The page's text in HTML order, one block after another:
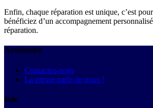
Enfin, chaque réparation est unique, c’est
bénéficiez d’un accompagnement
réparation.
Autobutler
Contactez-nous
La presse parle de nous !
Info